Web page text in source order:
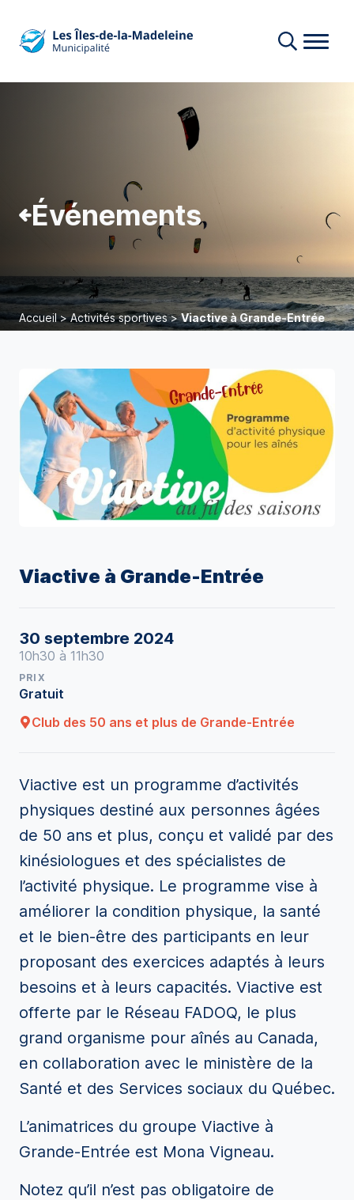
Événements
Accueil>Activités sportives>Viactive à Grande-Entrée
Viactive à Grande-Entrée
30 septembre 2024
10h30 à 11h30
PRIX
Gratuit
Club des 50 ans et plus de Grande-Entrée
Viactive est un programme d’activités
physiques destiné aux personnes âgées
de 50 ans et plus, conçu et validé par des
kinésiologues et des spécialistes de
l’activité physique. Le programme vise à
améliorer la condition physique, la santé
et le bien-être des participants en leur
proposant des exercices adaptés à leurs
besoins et à leurs capacités. Viactive est
offerte par le Réseau FADOQ, le plus
grand organisme pour aînés au Canada,
en collaboration avec le ministère de la
Santé et des Services sociaux du Québec.
L’animatrices du groupe Viactive à
Grande-Entrée est Mona Vigneau.
Notez qu’il n’est pas obligatoire de